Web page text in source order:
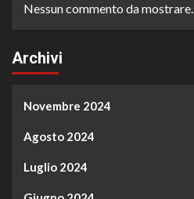
Nessun commento da mostrare.
Archivi
Novembre 2024
Agosto 2024
Luglio 2024